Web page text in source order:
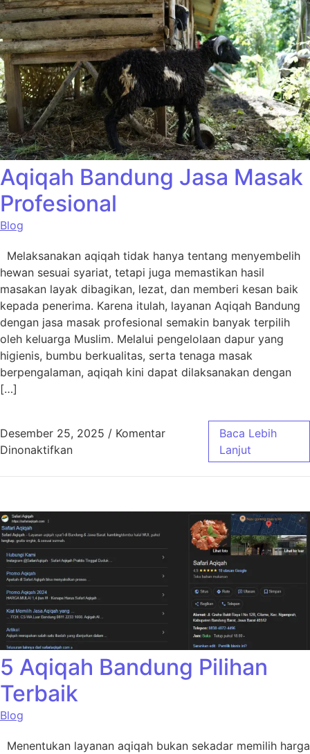
Aqiqah Bandung Jasa Masak
Profesional
Blog
Melaksanakan aqiqah tidak hanya tentang menyembelih
hewan sesuai syariat, tetapi juga memastikan hasil
masakan layak dibagikan, lezat, dan memberi kesan baik
kepada penerima. Karena itulah, layanan Aqiqah Bandung
dengan jasa masak profesional semakin banyak terpilih
oleh keluarga Muslim. Melalui pengelolaan dapur yang
higienis, bumbu berkualitas, serta tenaga masak
berpengalaman, aqiqah kini dapat dilaksanakan dengan
[…]
Desember 25, 2025 / Komentar
Dinonaktifkanpada Aqiqah Bandung Jasa Masak
Baca Lebih
Lanjut
5 Aqiqah Bandung Pilihan
Terbaik
Blog
Menentukan layanan aqiqah bukan sekadar memilih harga